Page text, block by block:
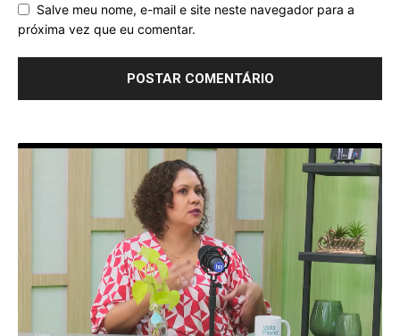
Salve meu nome, e-mail e site neste navegador para a
próxima vez que eu comentar.